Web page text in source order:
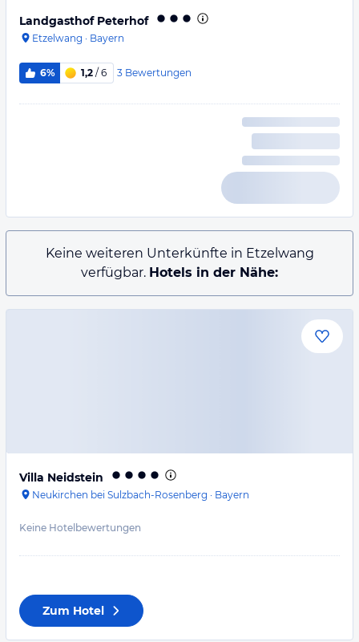
Landgasthof Peterhof
Etzelwang · Bayern
6% 1,2 / 6 3 Bewertungen
Keine weiteren Unterkünfte in Etzelwang
verfügbar. Hotels in der Nähe:
Villa Neidstein
Neukirchen bei Sulzbach-Rosenberg · Bayern
Keine Hotelbewertungen
Zum Hotel